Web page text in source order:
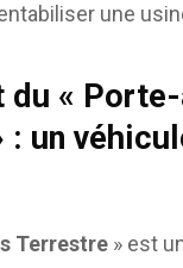
une
du «
: un
Terrestre » est